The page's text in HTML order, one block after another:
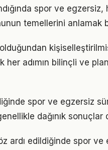
spor ve egzersiz,
temellerini anlamak
adımın bilinçli ve
spor ve egzersiz
dağınık sonuçlar
ardı edildiğinde spor